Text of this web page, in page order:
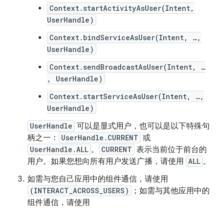
Context.startActivityAsUser(Intent,
UserHandle)
Context.bindServiceAsUser(Intent, …,
UserHandle)
Context.sendBroadcastAsUser(Intent, …
, UserHandle)
Context.startServiceAsUser(Intent, …,
UserHandle)
UserHandle 可以是显式用户，也可以是以下特殊句
柄之一：
UserHandle.CURRENT 或
UserHandle.ALL 。 CURRENT 表示当前位于前台的
用户。如果您想向所有用户发送广播，请使用 ALL 。
如需与您自己应用中的组件通信，请使用
(INTERACT_ACROSS_USERS)
；如需与其他应用中的
组件通信，请使用